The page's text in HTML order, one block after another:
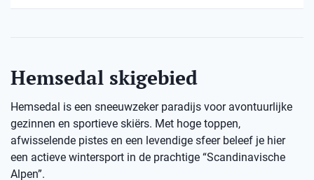
Hemsedal skigebied
Hemsedal is een sneeuwzeker paradijs voor avontuurlijke
gezinnen en sportieve skiërs. Met hoge toppen,
afwisselende pistes en een levendige sfeer beleef je hier
een actieve wintersport in de prachtige “Scandinavische
Alpen”.